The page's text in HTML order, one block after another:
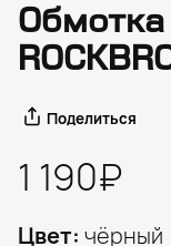
Обмотка
Поделиться
1 190₽
Цвет: чёрный